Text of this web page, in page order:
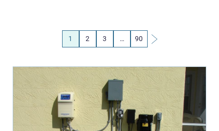
1 2 3 … 90